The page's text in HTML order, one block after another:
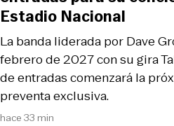
hace 33 min
La banda liderada por Dave
febrero de 2027 con su gira
de entradas comenzará la
preventa exclusiva.
Estadio Nacional